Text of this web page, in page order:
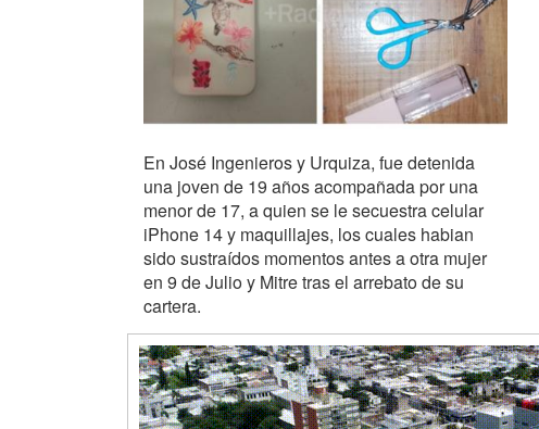
En José Ingenieros y Urquiza, fue detenida
una joven de 19 años acompañada por una
menor de 17, a quien se le secuestra celular
iPhone 14 y maquillajes, los cuales habian
sido sustraídos momentos antes a otra mujer
en 9 de Julio y Mitre tras el arrebato de su
cartera.